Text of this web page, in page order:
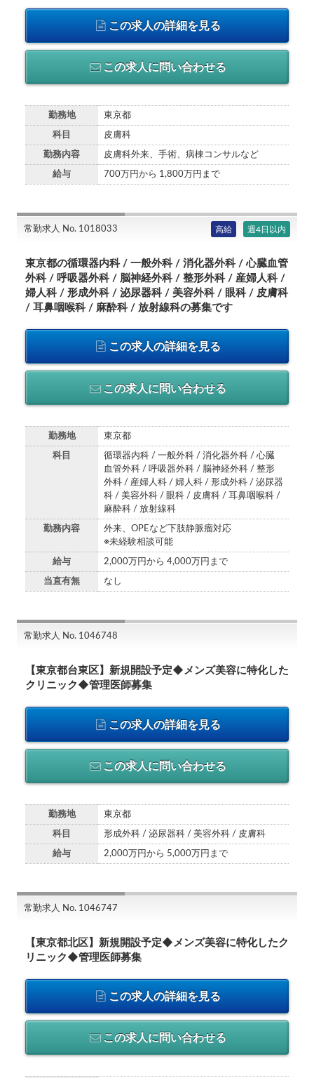
この求人の詳細を見る
この求人に問い合わせる
勤務地 東京都
科目 皮膚科
勤務内容 皮膚科外来、手術、病棟コンサルなど
給与 700万円から 1,800万円まで
常勤求人 No. 1018033 高給 週4日以内
東京都の循環器内科 / 一般外科 / 消化器外科 / 心臓血管
外科 / 呼吸器外科 / 脳神経外科 / 整形外科 / 産婦人科 /
婦人科 / 形成外科 / 泌尿器科 / 美容外科 / 眼科 / 皮膚科
/ 耳鼻咽喉科 / 麻酔科 / 放射線科の募集です
この求人の詳細を見る
この求人に問い合わせる
勤務地 東京都
科目
循環器内科 / 一般外科 / 消化器外科 / 心臓
血管外科 / 呼吸器外科 / 脳神経外科 / 整形
外科 / 産婦人科 / 婦人科 / 形成外科 / 泌尿器
科 / 美容外科 / 眼科 / 皮膚科 / 耳鼻咽喉科 /
麻酔科 / 放射線科
勤務内容
外来、OPEなど下肢静脈瘤対応
※未経験相談可能
給与 2,000万円から 4,000万円まで
当直有無 なし
常勤求人 No. 1046748
【東京都台東区】新規開設予定◆メンズ美容に特化した
クリニック◆管理医師募集
この求人の詳細を見る
この求人に問い合わせる
勤務地 東京都
科目 形成外科 / 泌尿器科 / 美容外科 / 皮膚科
給与 2,000万円から 5,000万円まで
常勤求人 No. 1046747
【東京都北区】新規開設予定◆メンズ美容に特化したク
リニック◆管理医師募集
この求人の詳細を見る
この求人に問い合わせる